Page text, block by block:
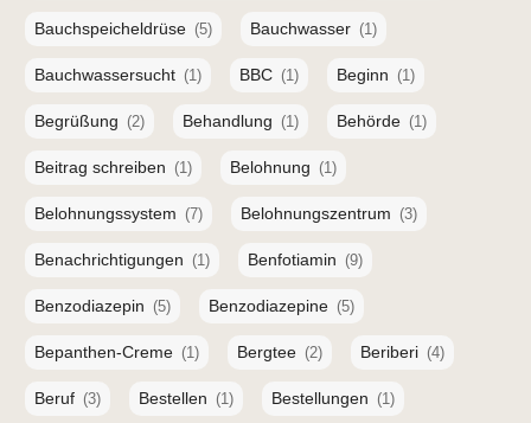
Bauchspeicheldrüse (5) Bauchwasser (1)
Bauchwassersucht (1) BBC (1) Beginn (1)
Begrüßung (2) Behandlung (1) Behörde (1)
Beitrag schreiben (1) Belohnung (1)
Belohnungssystem (7) Belohnungszentrum (3)
Benachrichtigungen (1) Benfotiamin (9)
Benzodiazepin (5) Benzodiazepine (5)
Bepanthen-Creme (1) Bergtee (2) Beriberi (4)
Beruf (3) Bestellen (1) Bestellungen (1)